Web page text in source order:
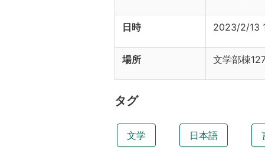
日時 2023/2/13
場所 文学部棟
タグ
文学 日本語